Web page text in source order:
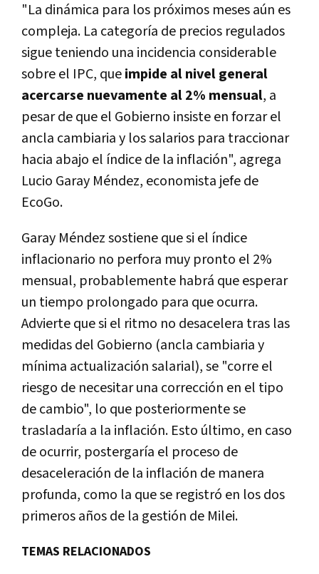
"La dinámica para los próximos meses aún es
compleja. La categoría de precios regulados
sigue teniendo una incidencia considerable
sobre el IPC, queimpide al nivel general
acercarse nuevamente al 2% mensual, a
pesar de que el Gobierno insiste en forzar el
ancla cambiaria y los salarios para traccionar
hacia abajo el índice de la inflación", agrega
Lucio Garay Méndez, economista jefe de
EcoGo.
Garay Méndez sostiene que si el índice
inflacionario no perfora muy pronto el 2%
mensual, probablemente habrá que esperar
un tiempo prolongado para que ocurra.
Advierte que si el ritmo no desacelera tras las
medidas del Gobierno (ancla cambiaria y
mínima actualización salarial), se "corre el
riesgo de necesitar una corrección en el tipo
de cambio", lo que posteriormente se
trasladaría a la inflación. Esto último, en caso
de ocurrir, postergaría el proceso de
desaceleración de la inflación de manera
profunda, como la que se registró en los dos
primeros años de la gestión de Milei.
TEMAS RELACIONADOS